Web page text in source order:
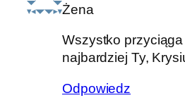
Żena
Wszystko
najbardziej Ty,
Odpowiedz